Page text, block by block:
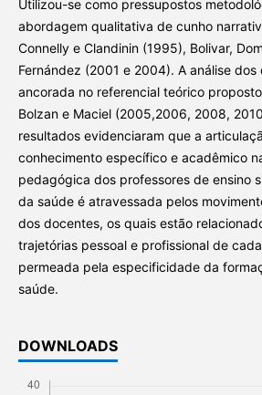
Utilizou-se como pressupostos
abordagem qualitativa de cunho
Connelly e Clandinin (1995), Bolivar,
Fernández (2001 e 2004). A análise dos
ancorada no referencial teórico
Bolzan e Maciel (2005,2006, 2008,
resultados evidenciaram que a
conhecimento específico e acadêmico
pedagógica dos professores de ensino
da saúde é atravessada pelos
dos docentes, os quais estão
trajetórias pessoal e profissional de
permeada pela especificidade da
saúde.
DOWNLOADS